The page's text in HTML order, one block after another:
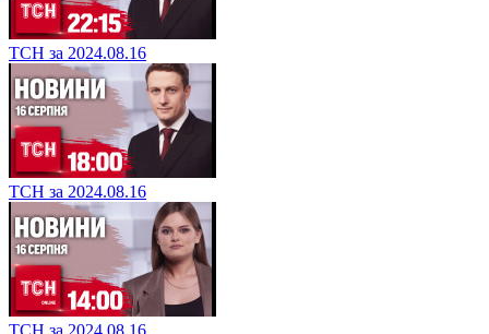
ТСН за 2024.08.16
ТСН за 2024.08.16
ТСН за 2024.08.16